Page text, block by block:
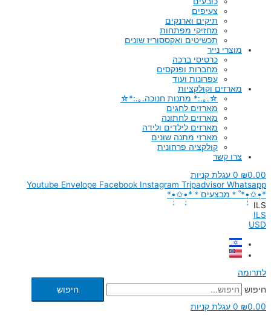
צעיפים
תיקים וארנקים
מחזיקי מפתחות
תכשיטים ואקססוריז שונים
מוצרי נייר
כרטיסי ברכה
מחברות ופנקסים
עפרונות ועוד
מארזים וקולקציות
☆.｡.:* מתנות חנוכה.｡.:*☆
מארזים לחגים
מארזים לחתונה
מארזים לילדים ולידה
מארזי מתנה שונים
קולקציה פרחונית
צרו קשר
₪0.00
0 עגלת קניות
Youtube Envelope Facebook Instagram Tripadvisor Whatsapp
*•̩̩͙✩•̩̩͙*˚＊מבצעים＊*•̩̩͙✩•̩̩͙*
ILS
ILS
USD
לתרומה
חיפוש
חיפוש
₪0.00
0 עגלת קניות